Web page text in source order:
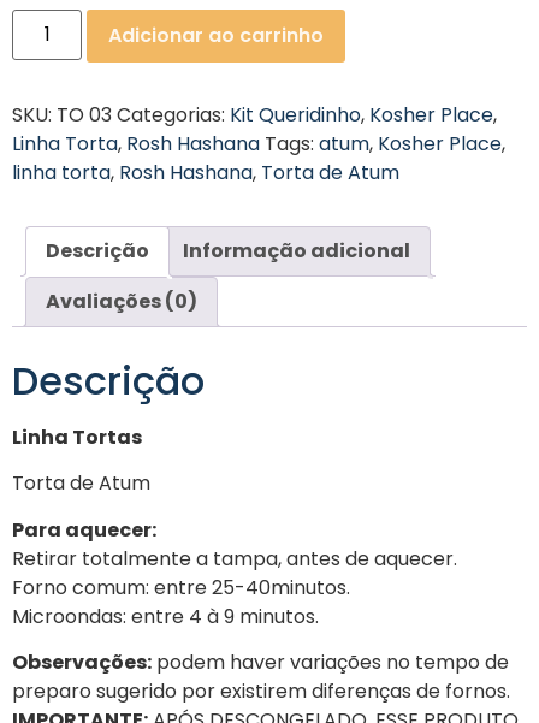
Adicionar ao carrinho
SKU: TO 03Categorias: Kit Queridinho, Kosher Place,
Linha Torta, Rosh Hashana Tags: atum, Kosher Place,
linha torta, Rosh Hashana, Torta de Atum
Descrição
Informação adicional
Avaliações (0)
Descrição
Linha Tortas
Torta de Atum
Para aquecer:
Retirar totalmente a tampa, antes de aquecer.
Forno comum: entre 25-40minutos.
Microondas: entre 4 à 9 minutos.
Observações: podem haver variações no tempo de
preparo sugerido por existirem diferenças de fornos.